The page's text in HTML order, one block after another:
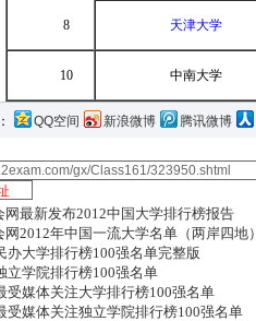
8 天津大学
10 中南大学
QQ空间 新浪微博 腾讯微博
网最新发布2012中国大学排行榜报告
2012年中国一流大学名单（两岸四地）
办大学排行榜100强名单完整版
立学院排行榜100强名单
受媒体关注大学排行榜100强名单
受媒体关注独立学院排行榜100强名单